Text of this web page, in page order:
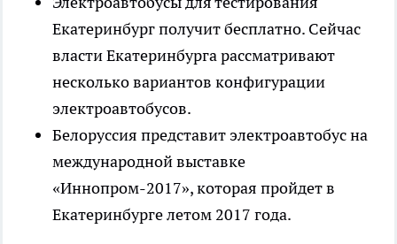
Екатеринбург получит бесплатно. Сейчас
власти Екатеринбурга рассматривают
несколько вариантов конфигурации
электроавтобусов.
Белоруссия представит электроавтобус на
международной выставке
«Иннопром-2017», которая пройдет в
Екатеринбурге летом 2017 года.